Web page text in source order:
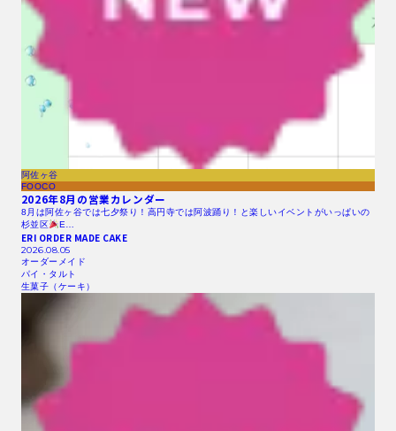
阿佐ヶ谷
FOOCO
2026年8月の営業カレンダー
8月は阿佐ヶ谷では七夕祭り！高円寺では阿波踊り！と楽しいイベントがいっぱいの
杉並区
E…
ERI ORDER MADE CAKE
2026.08.05
オーダーメイド
パイ・タルト
生菓子（ケーキ）